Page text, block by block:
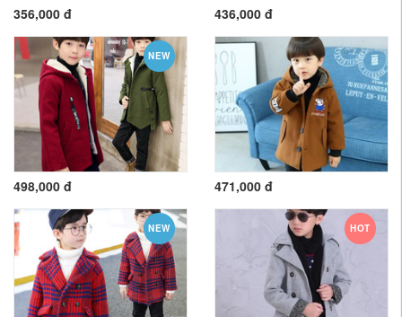
356,000 đ 436,000 đ
NEW
498,000 đ 471,000 đ
NEW HOT